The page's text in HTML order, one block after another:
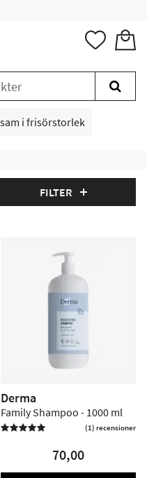
i frisörstorlek
FILTER
Derma
Family Shampoo - 1000 ml
 (1) recensioner
70,00